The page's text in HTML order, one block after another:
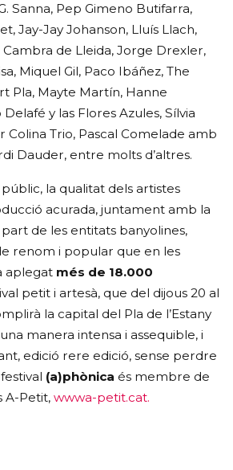
Sanna, Pep Gimeno Butifarra,
Jay-Jay Johanson, Lluís Llach,
Cambra de Lleida, Jorge Drexler,
Miquel Gil, Paco Ibáñez, The
Pla, Mayte Martín, Hanne
y las Flores Azules, Sílvia
Colina Trio, Pascal Comelade amb
Dauder, entre molts d’altres.
la qualitat dels artistes
acurada, juntament amb la
de les entitats banyolines,
renom i popular que en les
aplegat més de 18.000
petit i artesà, que del dijous 20 al
la capital del Pla de l’Estany
manera intensa i assequible, i
edició rere edició, sense perdre
(a)phònica és membre de
A-Petit, wwwa-petit.cat.